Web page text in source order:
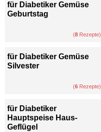
für Diabetiker Gemüse
Geburtstag
(8 Rezepte)
für Diabetiker Gemüse
Silvester
(6 Rezepte)
für Diabetiker
Hauptspeise Haus-
Geflügel